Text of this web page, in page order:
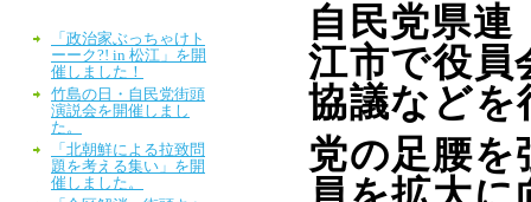
自民党県連
江市で役員
協議などを
党の足腰を
「政治家ぶっちゃけト
ーーク?! in 松江」を開
催しました！
竹島の日・自民党街頭
演説会を開催しまし
た。
「北朝鮮による拉致問
題を考える集い」を開
催しました。